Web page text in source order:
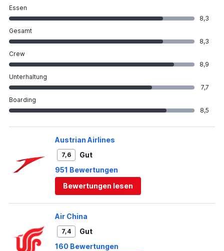
Essen
8,3
Gesamt
8,3
Crew
8,9
Unterhaltung
7,7
Boarding
8,5
Austrian Airlines
7,6
Gut
951 Bewertungen
Bewertungen lesen
Air China
7,4
Gut
160 Bewertungen